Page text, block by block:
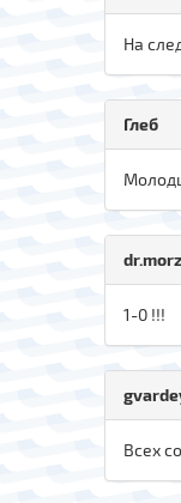
На
Глеб
1-0 !!!
Всех